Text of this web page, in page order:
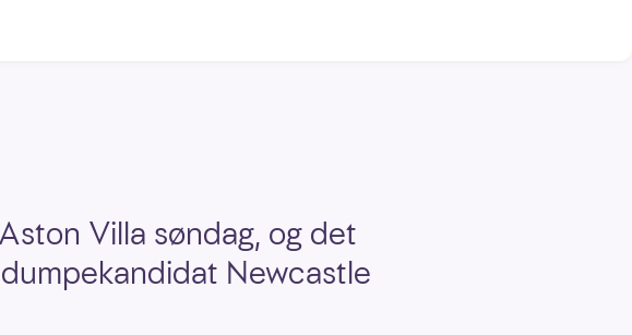
Villa søndag, og det
Newcastle